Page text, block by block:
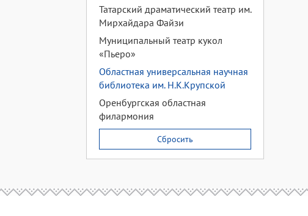
Татарский драматический театр им.
Мирхайдара Файзи
Муниципальный театр кукол
«Пьеро»
Областная универсальная научная
библиотека им. Н.К.Крупской
Оренбургская областная
филармония
Сбросить